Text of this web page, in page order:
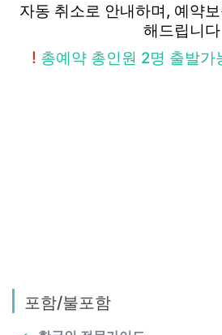
자동 취소로 안내하며, 예약
해드립니다
! 총예약 총인원 2명 출발가
포함/불포함